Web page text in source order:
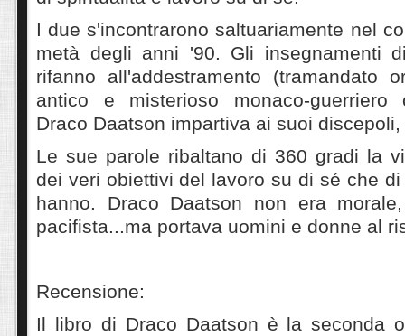
I due s'incontrarono saltuariamente nel
metà degli anni '90. Gli insegnamenti
rifanno all'addestramento (tramandato
antico e misterioso monaco-guerriero
Draco Daatson impartiva ai suoi
Le sue parole ribaltano di 360 gradi la
dei veri obiettivi del lavoro su di sé che
hanno. Draco Daatson non era
pacifista...ma portava uomini e donne al
Recensione:
Il libro di Draco Daatson è la seconda